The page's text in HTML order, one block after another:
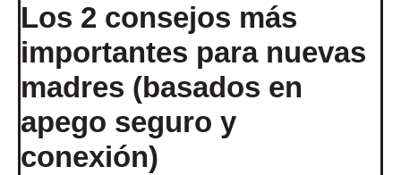
Los 2 consejos más
importantes para nuevas
madres (basados en
apego seguro y
conexión)